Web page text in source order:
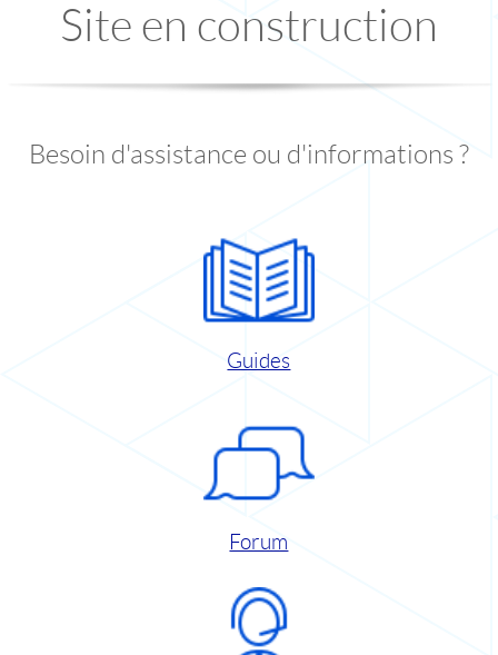
Site en construction
Besoin d'assistance ou d'informations ?
Guides
Forum